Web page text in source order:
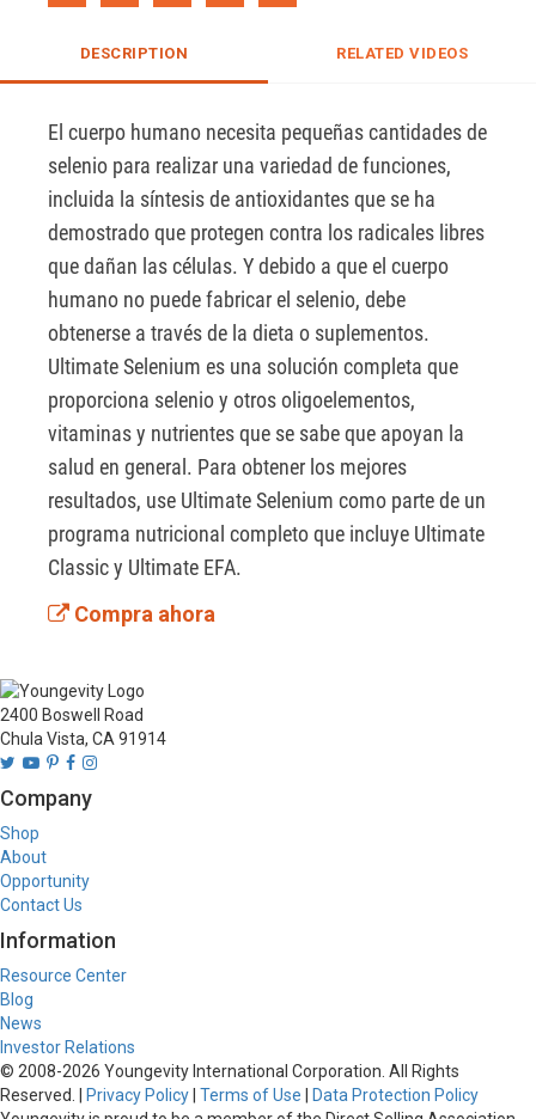
DESCRIPTION RELATED VIDEOS
El cuerpo humano necesita pequeñas cantidades de
selenio para realizar una variedad de funciones,
incluida la síntesis de antioxidantes que se ha
demostrado que protegen contra los radicales libres
que dañan las células. Y debido a que el cuerpo
humano no puede fabricar el selenio, debe
obtenerse a través de la dieta o suplementos.
Ultimate Selenium es una solución completa que
proporciona selenio y otros oligoelementos,
vitaminas y nutrientes que se sabe que apoyan la
salud en general. Para obtener los mejores
resultados, use Ultimate Selenium como parte de un
programa nutricional completo que incluye Ultimate
Classic y Ultimate EFA.
Compra ahora
2400 Boswell Road
Chula Vista, CA 91914
Company
Shop
About
Opportunity
Contact Us
Information
Resource Center
Blog
News
Investor Relations
© 2008-2026 Youngevity International Corporation. All Rights
Reserved. | Privacy Policy| Terms of Use | Data Protection Policy